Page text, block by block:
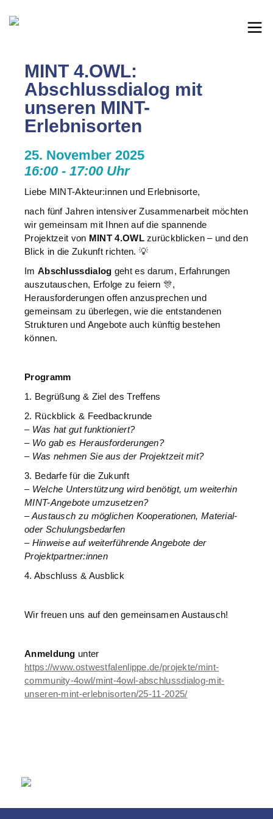
MINT 4.OWL:
Abschlussdialog mit
unseren MINT-
Erlebnisorten
25. November 2025
16:00 - 17:00 Uhr
Liebe MINT-Akteur:innen und Erlebnisorte,
nach fünf Jahren intensiver Zusammenarbeit möchten
wir gemeinsam mit Ihnen auf die spannende
Projektzeit von MINT 4.OWLzurückblicken – und den
Blick in die Zukunft richten. 💡
Im Abschlussdialog geht es darum, Erfahrungen
auszutauschen, Erfolge zu feiern 🎊,
Herausforderungen offen anzusprechen und
gemeinsam zu überlegen, wie die entstandenen
Strukturen und Angebote auch künftig bestehen
können.
Programm
1. Begrüßung & Ziel des Treffens
2. Rückblick & Feedbackrunde
– Was hat gut funktioniert?
– Wo gab es Herausforderungen?
– Was nehmen Sie aus der Projektzeit mit?
3. Bedarfe für die Zukunft
– Welche Unterstützung wird benötigt, um weiterhin
MINT-Angebote umzusetzen?
– Austausch zu möglichen Kooperationen, Material-
oder Schulungsbedarfen
– Hinweise auf weiterführende Angebote der
Projektpartner:innen
4. Abschluss & Ausblick
Wir freuen uns auf den gemeinsamen Austausch!
Anmeldung unter
https://www.ostwestfalenlippe.de/projekte/mint-
community-4owl/mint-4owl-abschlussdialog-mit-
unseren-mint-erlebnisorten/25-11-2025/